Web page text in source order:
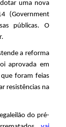
uma nova
(Government
públicas. O
a reforma
aprovada em
foram feias
resistências na
do pré-